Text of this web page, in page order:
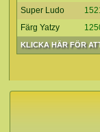
KLICKA HÄR FÖR
Super Ludo
Färg Yatzy